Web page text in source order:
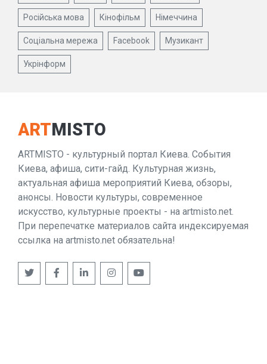
Російська мова Кінофільм Німеччина
Соціальна мережа Facebook Музикант
Укрінформ
ARTMISTO
ARTMISTO - культурный портал Киева. События
Киева, афиша, сити-гайд. Культурная жизнь,
актуальная афиша мероприятий Киева, обзоры,
анонсы. Новости культуры, современное
искусство, культурные проекты - на artmisto.net.
При перепечатке материалов сайта индексируемая
ссылка на artmisto.net обязательна!